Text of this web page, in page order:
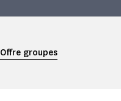
Offre groupes